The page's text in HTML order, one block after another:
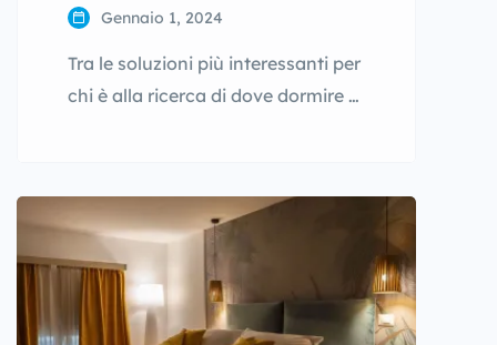
Gennaio 1, 2024
Tra le soluzioni più interessanti per
chi è alla ricerca di dove dormire a
Breakfast rappresenta una
proposta accogliente situata nel
cuore del quartiere Chiaia. Questa
struttura si inserisce in uno dei
contesti più apprezzati della città,